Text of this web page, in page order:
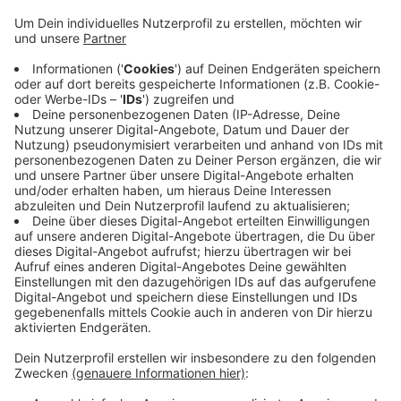
Symptone reichen von gereizten Schleimhäuten,
Problemem Atmen und Kopfschmerzen bis zu
Müdigkeit. Wer besonders empfindlich ist, sollte
sich möglichst drinnen aufhalten. Wer Sport
machen will, sollte das am späten Abend oder früh
morgens machen. Die aktuellen Ozon-Werte für
Wuppertal stehenhier.
Veröffentlicht:Freitag, 18.06.2021 13:42
Anzeige